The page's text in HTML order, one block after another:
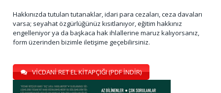
Hakkınızda tutulan tutanaklar, idari para cezaları, ceza davaları
varsa; seyahat özgürlüğünüz kısıtlanıyor, eğitim hakkınız
engelleniyor ya da başkaca hak ihlallerine maruz kalıyorsanız,
form üzerinden bizimle iletişime geçebilirsiniz.
VİCDANİ RET EL KİTAPÇIĞI (PDF İNDİR)